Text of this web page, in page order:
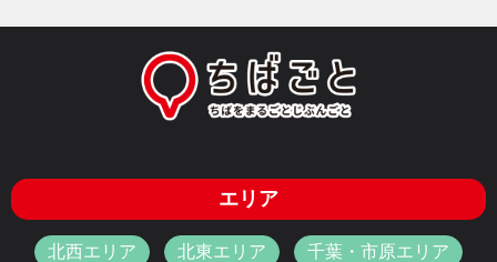
エリア
北西エリア 北東エリア 千葉・市原エリア